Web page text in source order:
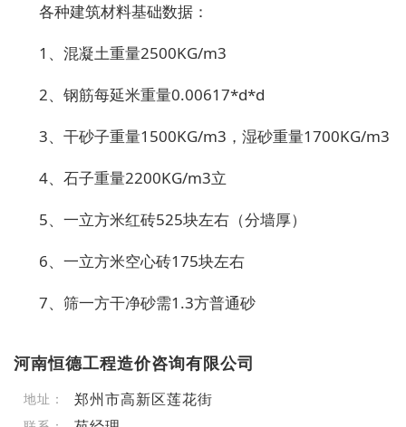
各种建筑材料基础数据：
1、混凝土重量2500KG/m3
2、钢筋每延米重量0.00617*d*d
3、干砂子重量1500KG/m3，湿砂重量1700KG/m3
4、石子重量2200KG/m3立
5、一立方米红砖525块左右（分墙厚）
6、一立方米空心砖175块左右
7、筛一方干净砂需1.3方普通砂
河南恒德工程造价咨询有限公司
地址： 郑州市高新区莲花街